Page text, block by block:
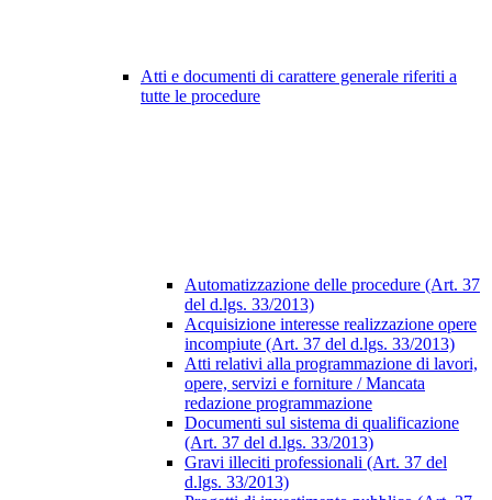
Atti e documenti di carattere generale riferiti a
tutte le procedure
Automatizzazione delle procedure (Art. 37
del d.lgs. 33/2013)
Acquisizione interesse realizzazione opere
incompiute (Art. 37 del d.lgs. 33/2013)
Atti relativi alla programmazione di lavori,
opere, servizi e forniture / Mancata
redazione programmazione
Documenti sul sistema di qualificazione
(Art. 37 del d.lgs. 33/2013)
Gravi illeciti professionali (Art. 37 del
d.lgs. 33/2013)